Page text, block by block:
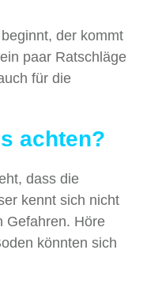
der kommt
paar Ratschläge
für die
achten?
dass die
kennt sich nicht
Gefahren. Höre
könnten sich